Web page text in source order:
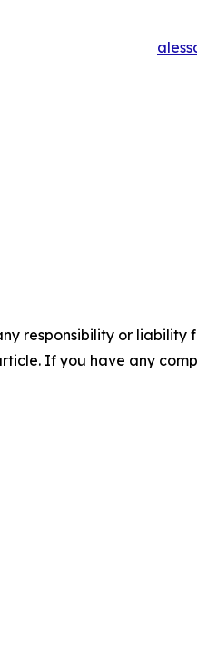
responsibility or
If you have any